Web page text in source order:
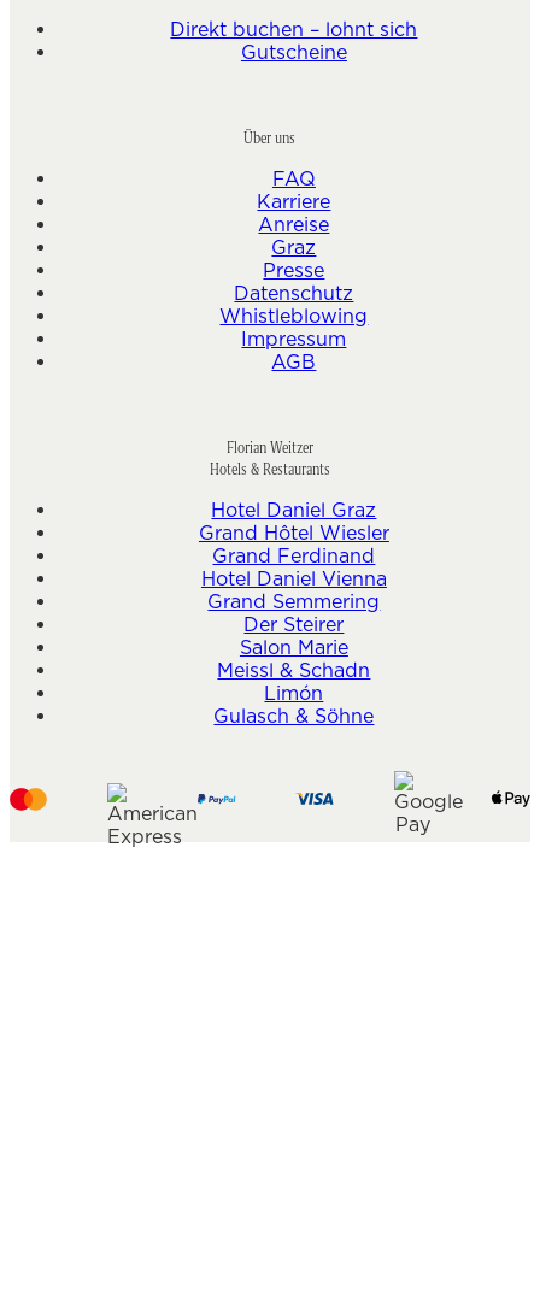
Direkt buchen – lohnt sich
Gutscheine
Über uns
FAQ
Karriere
Anreise
Graz
Presse
Datenschutz
Whistleblowing
Impressum
AGB
Florian Weitzer
Hotels & Restaurants
Hotel Daniel Graz
Grand Hôtel Wiesler
Grand Ferdinand
Hotel Daniel Vienna
Grand Semmering
Der Steirer
Salon Marie
Meissl & Schadn
Limón
Gulasch & Söhne